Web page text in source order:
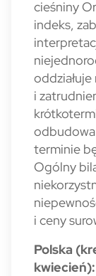
cieśniny
indeks,
i
terminie
Ogólny
i ceny
Polska
kwiecień):